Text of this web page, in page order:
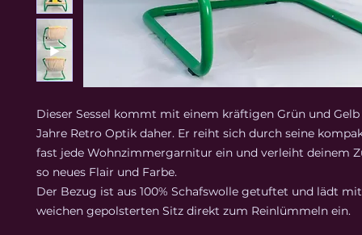
Dieser Sessel kommt mit einem kräftigen Grün und
Jahre Retro Optik daher. Er reiht sich durch seine
fast jede Wohnzimmergarnitur ein und verleiht deinem
so neues Flair und Farbe.
Der Bezug ist aus 100% Schafswolle getuftet und lädt
weichen gepolsterten Sitz direkt zum Reinlümmeln ein.